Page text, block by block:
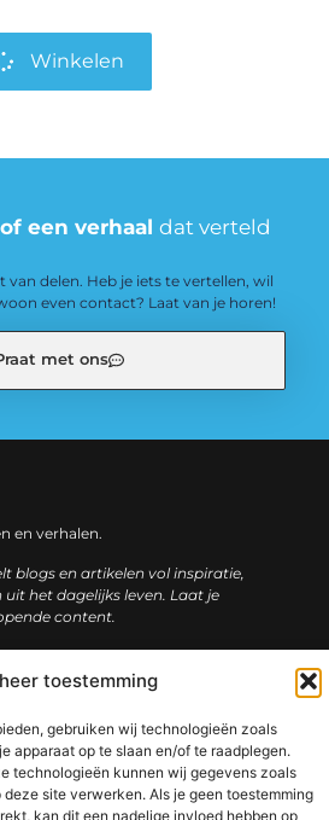
toestemming
gebruiken wij technologieën zoals
apparaat op te slaan en/of te raadplegen.
technologieën kunnen wij gegevens zoals
site verwerken. Als je geen toestemming
kan dit een nadelige invloed hebben op
Winkelen
een verhaal dat verteld
van delen. Heb je iets te vertellen, wil
even contact? Laat van je horen!
met ons
en verhalen.
blogs en artikelen vol inspiratie,
het dagelijks leven. Laat je
content.